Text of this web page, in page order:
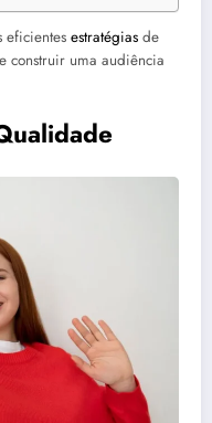
eficientes estratégias de
construir uma audiência